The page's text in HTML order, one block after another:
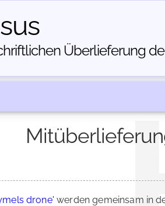
Über­lieferung
drone' werden gemeinsam in